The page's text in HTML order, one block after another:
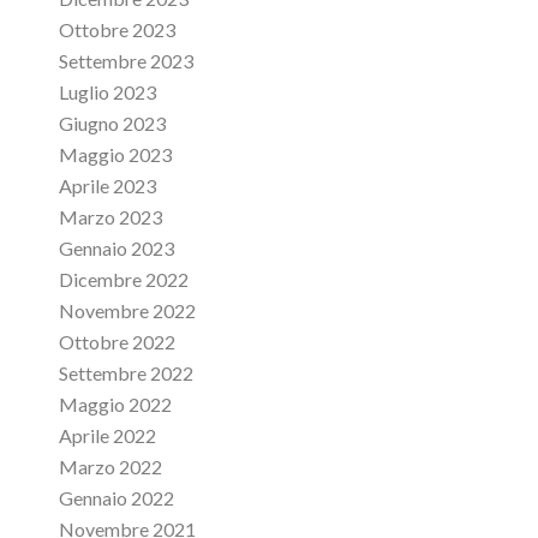
Ottobre 2023
Settembre 2023
Luglio 2023
Giugno 2023
Maggio 2023
Aprile 2023
Marzo 2023
Gennaio 2023
Dicembre 2022
Novembre 2022
Ottobre 2022
Settembre 2022
Maggio 2022
Aprile 2022
Marzo 2022
Gennaio 2022
Novembre 2021